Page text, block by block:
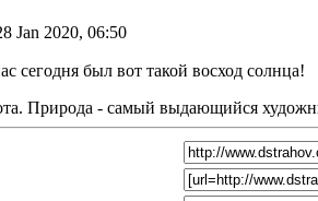
Jan 2020, 06:50
сегодня был вот такой восход солнца!
Природа - самый выдающийся